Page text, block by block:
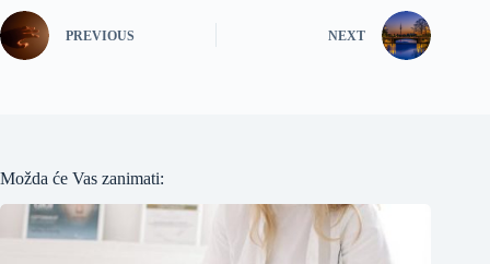
PREVIOUS NEXT
Možda će Vas zanimati: